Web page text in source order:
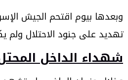
تهديد على جنود الاحتلال ولم
شهداء الداخل